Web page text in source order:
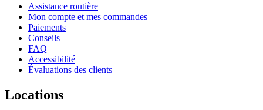
Assistance routière
Mon compte et mes commandes
Paiements
Conseils
FAQ
Accessibilité
Évaluations des clients
Locations